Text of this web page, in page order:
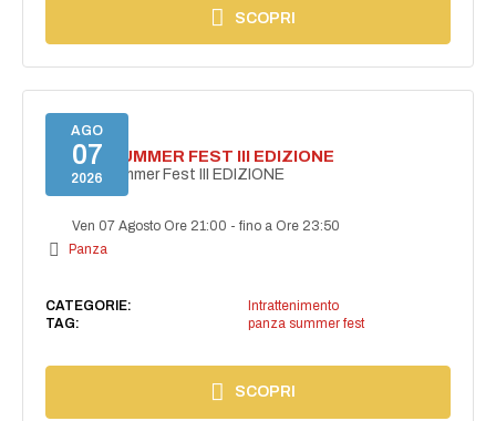
SCOPRI
AGO
07
2026
PANZA SUMMER FEST III EDIZIONE
PANZA Summer Fest III EDIZIONE
Ven 07 Agosto Ore 21:00 -fino a Ore 23:50
Panza
CATEGORIE:
Intrattenimento
TAG:
panza summer fest
SCOPRI